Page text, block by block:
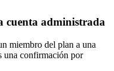
cuenta administrada
miembro del plan a una
una confirmación por